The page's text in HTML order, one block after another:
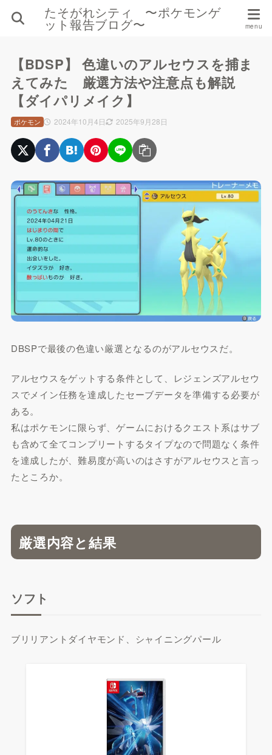
たそがれシティ 〜ポケモンゲ
ット報告ブログ〜
【BDSP】 色違いのアルセウスを捕ま
えてみた 厳選方法や注意点も解説
【ダイパリメイク】
2024年10月4日 2025年9月28日
ポケモン
DBSPで最後の色違い厳選となるのがアルセウスだ。
アルセウスをゲットする条件として、レジェンズアルセウ
スでメイン任務を達成したセーブデータを準備する必要が
ある。
私はポケモンに限らず、ゲームにおけるクエスト系はサブ
も含めて全てコンプリートするタイプなので問題なく条件
を達成したが、難易度が高いのはさすがアルセウスと言っ
たところか。
厳選内容と結果
ソフト
ブリリアントダイヤモンド、シャイニングパール